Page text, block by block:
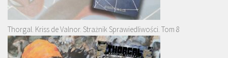
Thorgal. Kriss de Valnor. Strażnik Sprawiedliwości. Tom 8